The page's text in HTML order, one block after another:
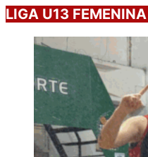
LIGA U13 FEMENINA